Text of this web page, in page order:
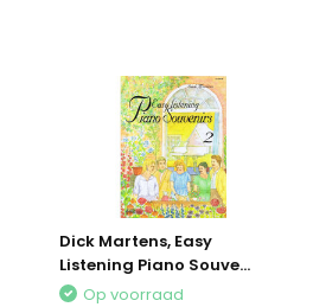
Dick Martens, Easy
Listening Piano Souve...
Op voorraad